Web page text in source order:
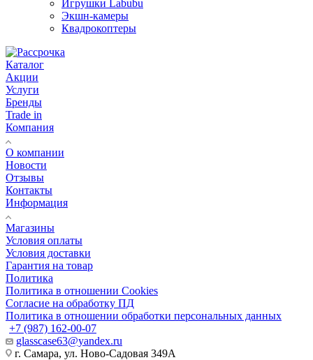
Игрушки Labubu
Экшн-камеры
Квадрокоптеры
Каталог
Акции
Услуги
Бренды
Trade in
Компания
О компании
Новости
Отзывы
Контакты
Информация
Магазины
Условия оплаты
Условия доставки
Гарантия на товар
Политика
Политика в отношении Cookies
Согласие на обработку ПД
Политика в отношении обработки персональных данных
+7 (987) 162-00-07
glasscase63@yandex.ru
г. Самара, ул. Ново-Садовая 349А